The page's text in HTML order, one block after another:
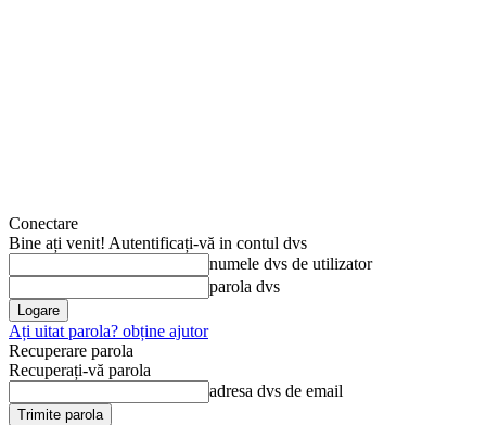
Conectare
Bine ați venit! Autentificați-vă in contul dvs
numele dvs de utilizator
parola dvs
Ați uitat parola? obține ajutor
Recuperare parola
Recuperați-vă parola
adresa dvs de email